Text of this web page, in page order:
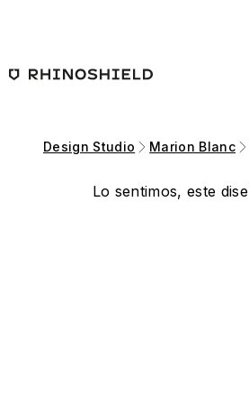
Design Studio Marion Blanc
Lo sentimos, este